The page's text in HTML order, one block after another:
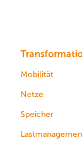
Mobilität
Netze
Speicher